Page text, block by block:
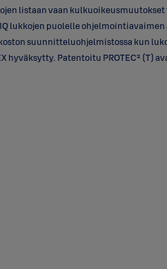
listaan vaan
lukkojen puolelle
suunnitteluohjelmistossa kun
hyväksytty. Patentoitu PROTEC² (T)